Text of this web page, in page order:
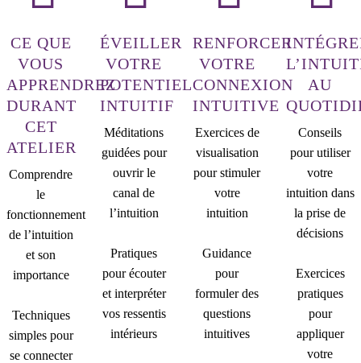
CE QUE
VOUS
APPRENDREZ
DURANT
CET
ATELIER
Comprendre
le
fonctionnement
de l’intuition
et son
importance
Techniques
simples pour
se connecter
ÉVEILLER
VOTRE
POTENTIEL
INTUITIF
Méditations
guidées pour
ouvrir le
canal de
l’intuition
Pratiques
pour écouter
et interpréter
vos ressentis
intérieurs
RENFORCER
VOTRE
CONNEXION
INTUITIVE
Exercices de
visualisation
pour stimuler
votre
intuition
Guidance
pour
formuler des
questions
intuitives
AU
Conseils
pour utiliser
votre
intuition dans
la prise de
décisions
Exercices
pratiques
pour
appliquer
votre